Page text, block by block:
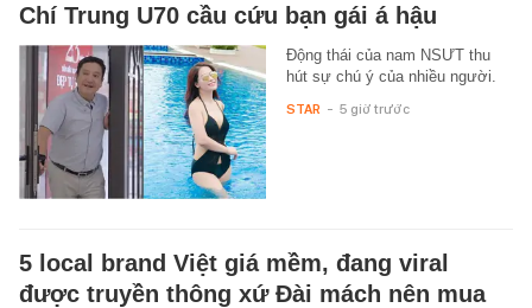
Chí Trung U70 cầu cứu bạn gái á hậu
Động thái của nam NSƯT thu
hút sự chú ý của nhiều người.
STAR - 5 giờ trước
5 local brand Việt giá mềm, đang viral
được truyền thông xứ Đài mách nên mua